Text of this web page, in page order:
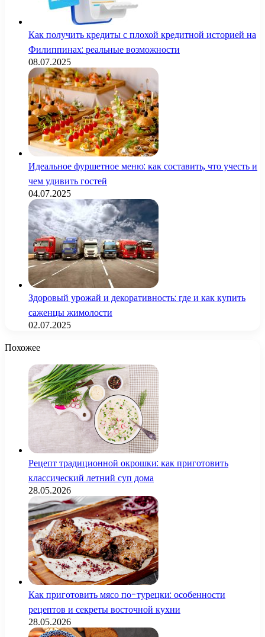
Как получить кредиты с плохой кредитной историей на
Филиппинах: реальные возможности
08.07.2025
Идеальное фуршетное меню: как составить, что учесть и
чем удивить гостей
04.07.2025
Здоровый урожай и декоративность: где и как купить
саженцы жимолости
02.07.2025
Похожее
Рецепт традиционной окрошки: как приготовить
классический летний суп дома
28.05.2026
Как приготовить мясо по-турецки: особенности
рецептов и секреты восточной кухни
28.05.2026